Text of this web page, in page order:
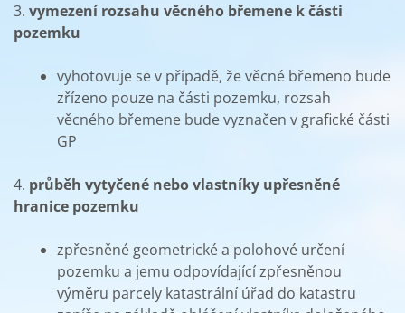
3. vymezení rozsahu věcného břemene k části
pozemku
vyhotovuje se v případě, že věcné břemeno bude
zřízeno pouze na části pozemku, rozsah
věcného břemene bude vyznačen v grafické části
GP
4. průběh vytyčené nebo vlastníky upřesněné
hranice pozemku
zpřesněné geometrické a polohové určení
pozemku a jemu odpovídající zpřesněnou
výměru parcely katastrální úřad do katastru